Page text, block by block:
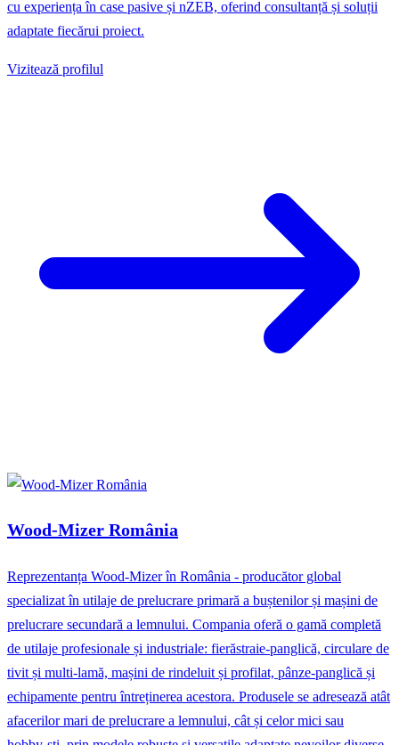
cu experiența în case pasive și nZEB, oferind consultanță și soluții
adaptate fiecărui proiect.
Vizitează profilul
Wood-Mizer România
Reprezentanța Wood-Mizer în România - producător global
specializat în utilaje de prelucrare primară a buștenilor și mașini de
prelucrare secundară a lemnului. Compania oferă o gamă completă
de utilaje profesionale și industriale: fierăstraie-panglică, circulare de
tivit și multi-lamă, mașini de rindeluit și profilat, pânze-panglică și
echipamente pentru întreținerea acestora. Produsele se adresează atât
afacerilor mari de prelucrare a lemnului, cât și celor mici sau